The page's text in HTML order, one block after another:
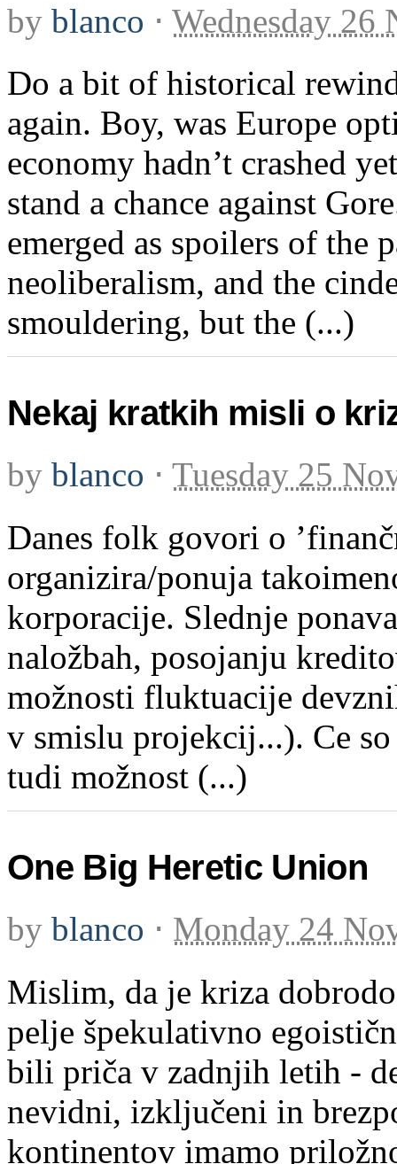
by blanco ⋅ Wednesday 26
Do a bit of historical
again. Boy, was Europe
economy hadn’t crashed
stand a chance against
emerged as spoilers of the
neoliberalism, and the
smouldering, but the (...)
Nekaj kratkih misli o
by blanco ⋅ Tuesday 25
Danes folk govori o
organizira/ponuja
korporacije. Slednje
naložbah, posojanju
možnosti fluktuacije
v smislu projekcij...). Ce
tudi možnost (...)
One Big Heretic Union
by blanco ⋅ Monday 24
Mislim, da je kriza
pelje špekulativno
bili priča v zadnjih letih -
nevidni, izključeni in
kontinentov imamo